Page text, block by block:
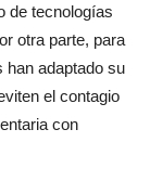
de tecnologías
otra parte, para
han adaptado su
el contagio
con